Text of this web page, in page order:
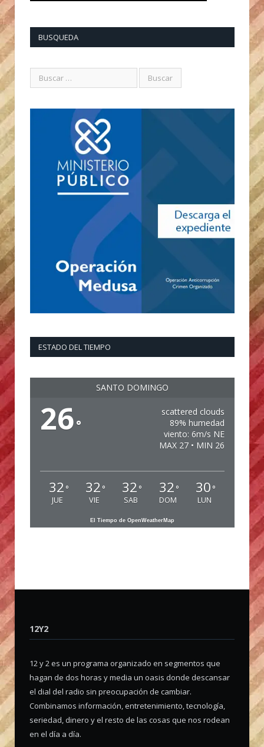
BUSQUEDA
ESTADO DEL TIEMPO
SANTO DOMINGO
26°
scattered clouds
89% humedad
viento: 6m/s NE
MAX 27 • MIN 26
32 °
JUE
32 °
VIE
32 °
SAB
32 °
DOM
30 °
LUN
El Tiempo de OpenWeatherMap
12Y2
12 y 2 es un programa organizado en segmentos que
hagan de dos horas y media un oasis donde descansar
el dial del radio sin preocupación de cambiar.
Combinamos información, entretenimiento, tecnología,
seriedad, dinero y el resto de las cosas que nos rodean
en el día a día.